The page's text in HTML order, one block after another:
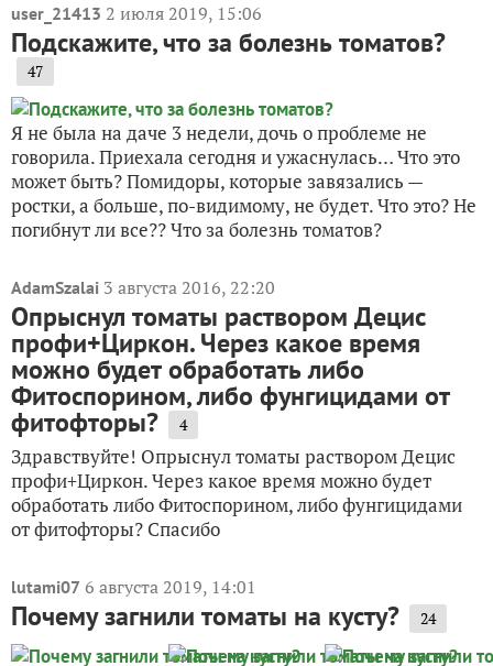
user_21413 2 июля 2019, 15:06
Подскажите, что за болезнь томатов?
47
Я не была на даче 3 недели, дочь о проблеме не
говорила. Приехала сегодня и ужаснулась… Что это
может быть? Помидоры, которые завязались —
ростки, а больше, по-видимому, не будет. Что это? Не
погибнут ли все?? Что за болезнь томатов?
AdamSzalai 3 августа 2016, 22:20
Опрыснул томаты раствором Децис
профи+Циркон. Через какое время
можно будет обработать либо
Фитоспорином, либо фунгицидами от
фитофторы? 4
Здравствуйте! Опрыснул томаты раствором Децис
профи+Циркон. Через какое время можно будет
обработать либо Фитоспорином, либо фунгицидами
от фитофторы? Спасибо
lutami07 6 августа 2019, 14:01
Почему загнили томаты на кусту? 24